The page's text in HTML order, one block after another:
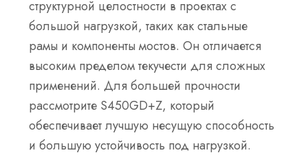
структурной целостности в проектах с
большой нагрузкой, таких как стальные
рамы и компоненты мостов. Он отличается
высоким пределом текучести для сложных
применений. Для большей прочности
рассмотрите S450GD+Z, который
обеспечивает лучшую несущую способность
и большую устойчивость под нагрузкой.